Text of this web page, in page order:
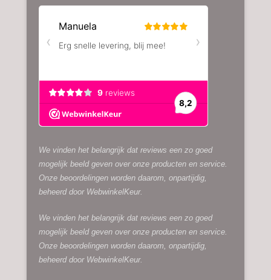
We vinden het belangrijk dat reviews een zo goed
mogelijk beeld geven over onze producten en service.
Onze beoordelingen worden daarom, onpartijdig,
beheerd door WebwinkelKeur.
We vinden het belangrijk dat reviews een zo goed
mogelijk beeld geven over onze producten en service.
Onze beoordelingen worden daarom, onpartijdig,
beheerd door WebwinkelKeur.